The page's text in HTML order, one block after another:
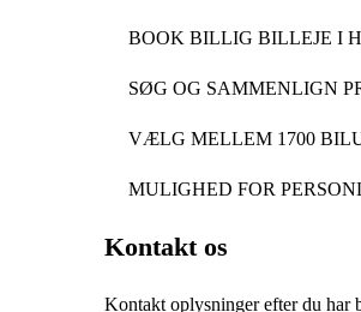
BOOK BILLIG BILLEJE I
SØG OG SAMMENLIGN
VÆLG MELLEM 1700
MULIGHED FOR
Kontakt os
Kontakt oplysninger efter du har